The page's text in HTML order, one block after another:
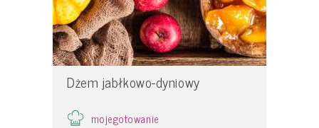
Dżem jabłkowo-dyniowy
mojegotowanie